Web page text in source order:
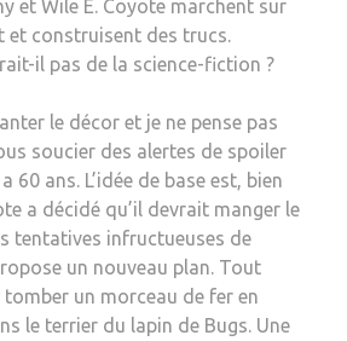
et Wile E. Coyote marchent sur
et construisent des trucs.
il pas de la science-fiction ?
le décor et je ne pense pas
soucier des alertes de spoiler
60 ans. L’idée de base est, bien
a décidé qu’il devrait manger le
tentatives infructueuses de
un nouveau plan. Tout
un morceau de fer en
le terrier du lapin de Bugs. Une